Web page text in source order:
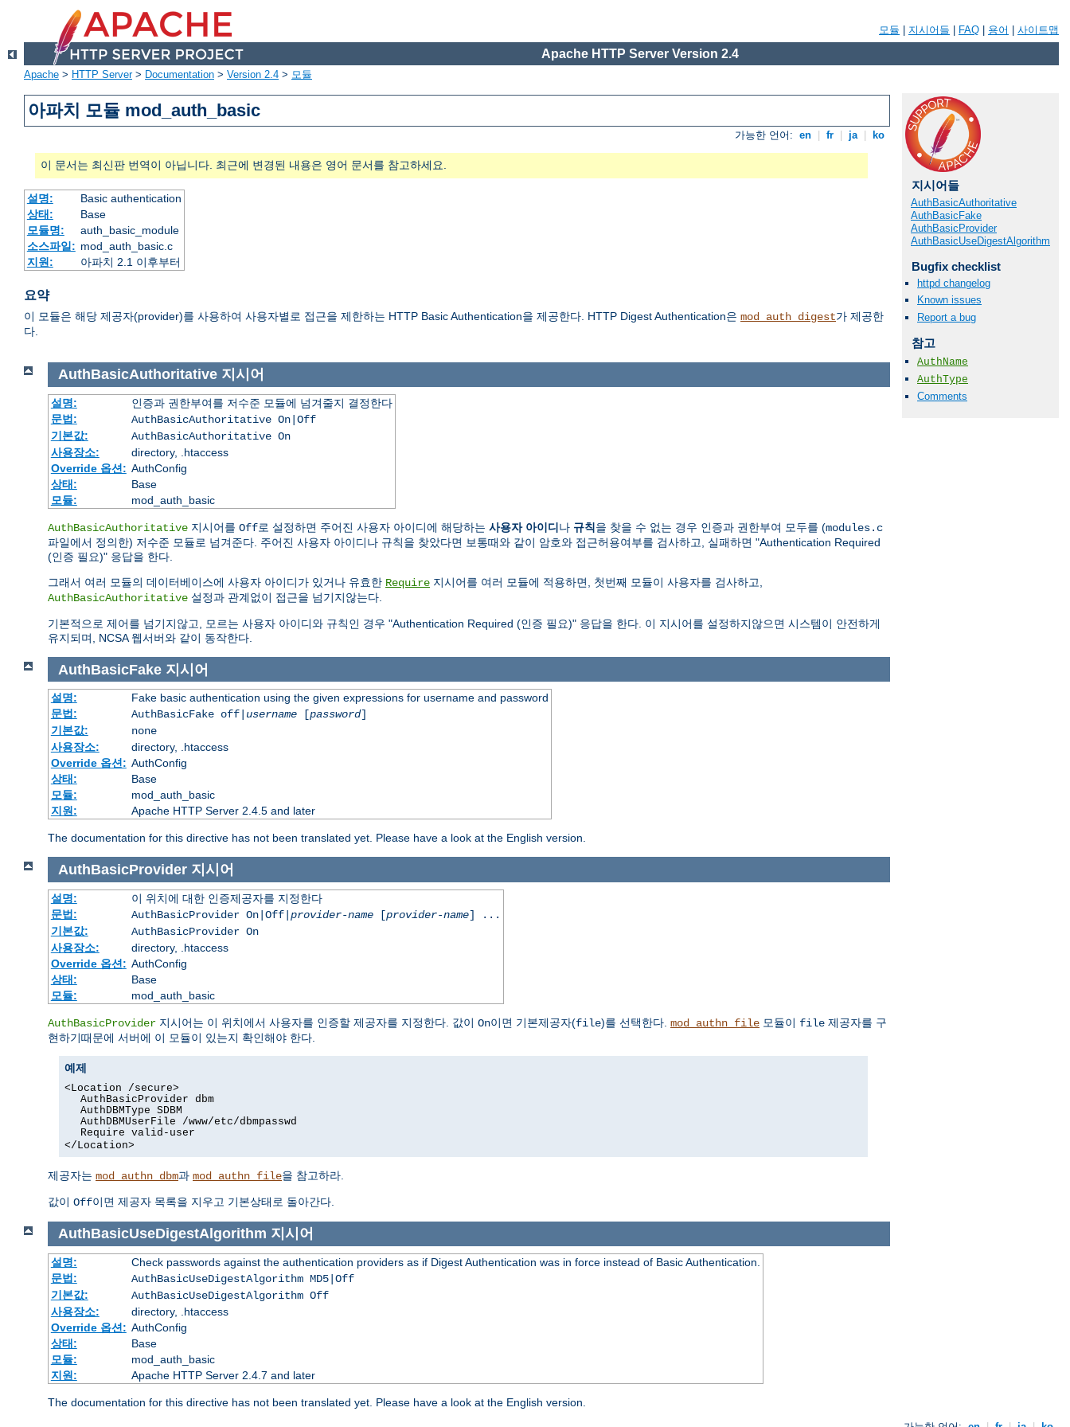
모듈 지시어들 FAQ 용어 사이트맵
Apache HTTP Server Version 2.4
Apache > HTTP Server> Documentation > Version 2.4 > 모듈
아파치 모듈 mod_auth_basic
가능한 언어: en fr ja ko
이 문서는 최신판 번역이 아닙니다. 최근에 변경된 내용은 영어 문서를 참고하세요.
설명:
Basic authentication
상태:
Base
모듈명:
auth_basic_module
소스파일: mod_auth_basic.c
지원:
아파치 2.1 이후부터
요약
이 모듈은 해당 제공자(provider)를 사용하여 사용자별로 접근을 제한하는 HTTP Basic Authentication을 제공한다. HTTP Digest Authentication은 mod_auth_digest가 제공한
다.
지시어들
AuthBasicAuthoritative
AuthBasicFake
AuthBasicProvider
AuthBasicUseDigestAlgorithm
Bugfix checklist
httpd changelog
Known issues
Report a bug
참고
AuthName
AuthType
Comments
AuthBasicAuthoritative 지시어
설명:
인증과 권한부여를 저수준 모듈에 넘겨줄지 결정한다
문법:
AuthBasicAuthoritative On|Off
기본값:
AuthBasicAuthoritative On
사용장소:
directory, .htaccess
Override 옵션: AuthConfig
상태:
Base
모듈:
mod_auth_basic
AuthBasicAuthoritative 지시어를 Off로 설정하면 주어진 사용자 아이디에 해당하는 사용자 아이디 나 규칙을 찾을 수 없는 경우 인증과 권한부여 모두를 (modules.c
파일에서 정의한) 저수준 모듈로 넘겨준다. 주어진 사용자 아이디나 규칙을 찾았다면 보통때와 같이 암호와 접근허용여부를 검사하고, 실패하면 "Authentication Required
(인증 필요)" 응답을 한다.
그래서 여러 모듈의 데이터베이스에 사용자 아이디가 있거나 유효한 Require 지시어를 여러 모듈에 적용하면, 첫번째 모듈이 사용자를 검사하고,
AuthBasicAuthoritative 설정과 관계없이 접근을 넘기지않는다.
기본적으로 제어를 넘기지않고, 모르는 사용자 아이디와 규칙인 경우 "Authentication Required (인증 필요)" 응답을 한다. 이 지시어를 설정하지않으면 시스템이 안전하게
유지되며, NCSA 웹서버와 같이 동작한다.
AuthBasicFake 지시어
설명:
Fake basic authentication using the given expressions for username and password
문법:
AuthBasicFake off| username[password]
기본값:
none
사용장소:
directory, .htaccess
Override 옵션: AuthConfig
상태:
Base
모듈:
mod_auth_basic
지원:
Apache HTTP Server 2.4.5 and later
The documentation for this directive has not been translated yet. Please have a look at the English version.
AuthBasicProvider 지시어
설명:
이 위치에 대한 인증제공자를 지정한다
문법:
AuthBasicProvider On|Off| provider-name[provider-name] ...
기본값:
AuthBasicProvider On
사용장소:
directory, .htaccess
Override 옵션: AuthConfig
상태:
Base
모듈:
mod_auth_basic
AuthBasicProvider 지시어는 이 위치에서 사용자를 인증할 제공자를 지정한다. 값이 On이면 기본제공자(file)를 선택한다. mod_authn_file 모듈이 file 제공자를 구
현하기때문에 서버에 이 모듈이 있는지 확인해야 한다.
예제
<Location /secure>
AuthBasicProvider dbm
AuthDBMType SDBM
AuthDBMUserFile /www/etc/dbmpasswd
Require valid-user
</Location>
제공자는 mod_authn_dbm과 mod_authn_file을 참고하라.
값이 Off이면 제공자 목록을 지우고 기본상태로 돌아간다.
AuthBasicUseDigestAlgorithm 지시어
설명:
Check passwords against the authentication providers as if Digest Authentication was in force instead of Basic Authentication.
문법:
AuthBasicUseDigestAlgorithm MD5|Off
기본값:
AuthBasicUseDigestAlgorithm Off
사용장소:
directory, .htaccess
Override 옵션: AuthConfig
상태:
Base
모듈:
mod_auth_basic
지원:
Apache HTTP Server 2.4.7 and later
The documentation for this directive has not been translated yet. Please have a look at the English version.